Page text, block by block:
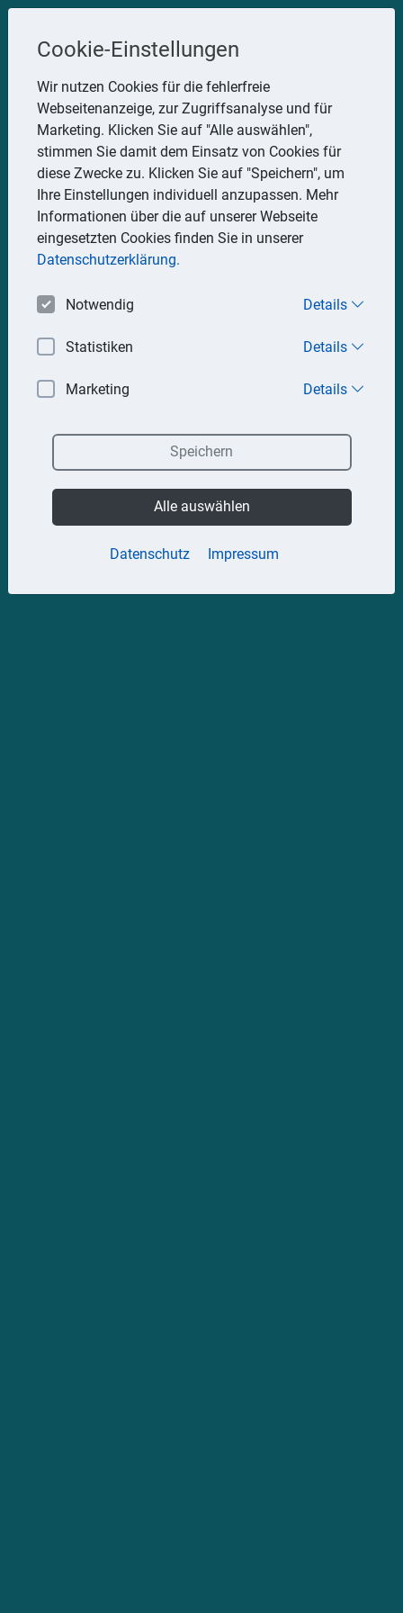
Steuerberater
Uwe Glauner
Erlachstraße 28, 75217 Birkenfeld
Telefon: 07082 7935533
Mobil: 0151 15330111
E-Mail:stbglauner@t-online.de
Impressum Datenschutz
Cookie-Einstellungen
Wir nutzen Cookies für die fehlerfreie
Webseitenanzeige, zur Zugriffsanalyse und für
Marketing. Klicken Sie auf "Alle auswählen",
stimmen Sie damit dem Einsatz von Cookies für
diese Zwecke zu. Klicken Sie auf "Speichern", um
Ihre Einstellungen individuell anzupassen. Mehr
Informationen über die auf unserer Webseite
eingesetzten Cookies finden Sie in unserer
Datenschutzerklärung.
Notwendig Details
Statistiken Details
Marketing Details
Datenschutz Impressum
Speichern
Alle auswählen